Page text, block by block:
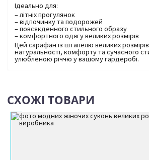
Ідеально для:
– літніх прогулянок
– відпочинку та подорожей
– повсякденного стильного образу
– комфортного одягу великих розмірів
Цей сарафан із штапелю великих
натуральності, комфорту та сучасного
улюбленою річчю у вашому гардеробі.
СХОЖІ ТОВАРИ